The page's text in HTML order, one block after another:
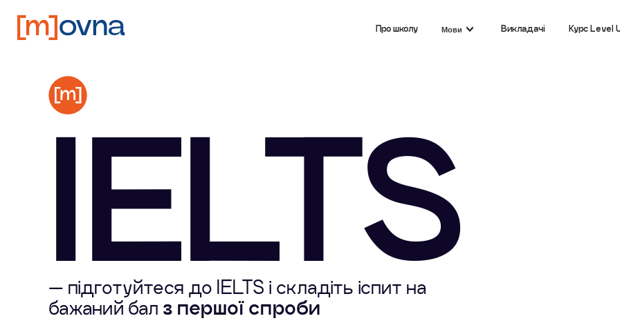
Про школу Мови Викладачі Курс Level
IELTS
— підготуйтеся до IELTS і складіть іспит на
бажаний бал з першої спроби